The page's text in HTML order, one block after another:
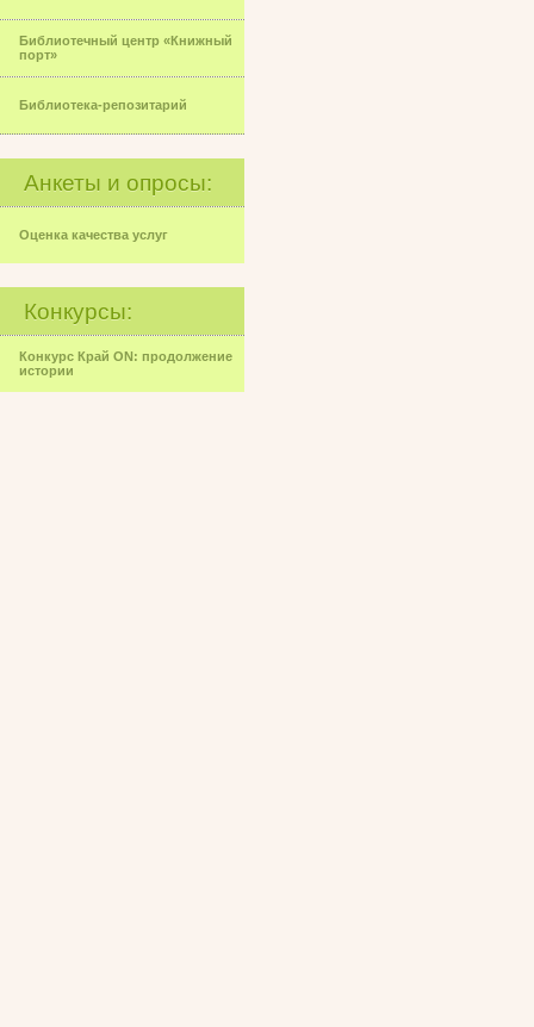
Библиотечный центр «Книжный
порт»
Библиотека-репозитарий
Анкеты и опросы:
Оценка качества услуг
Конкурсы:
Конкурс Край ON: продолжение
истории